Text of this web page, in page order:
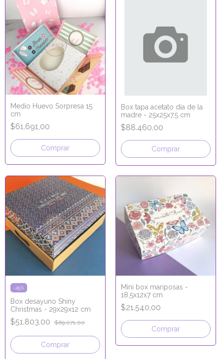
Medio Huevo Sorpresa 15
cm
$61.691,00
Comprar
Box tapa acetato día de la
madre - 25x25x7,5 cm
$88.460,00
Comprar
-25%
Box desayuno Shiny
Christmas - 29x29x12 cm
$51.803,00 $69.071,00
Comprar
Mini box mariposas -
18,5x12x7 cm
$21.540,00
Comprar